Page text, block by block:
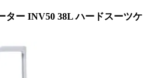
ター INV50 38L ハードスーツケ